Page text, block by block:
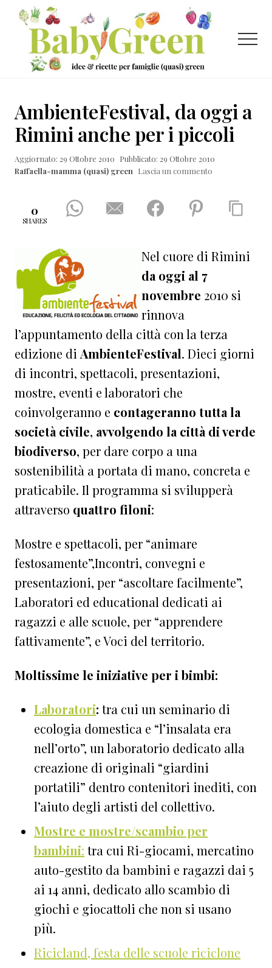
Menu
Passa
contenuto
principale
Passa
laterale
primaria
Passa
ricette
per
famiglie
Menu
AmbienteFestival, da oggi a
Rimini anche per i piccoli
Aggiornato: 29 Ottobre 2010 Pubblicato: 29 Ottobre 2010
Raffaella-mamma (quasi) green Lascia un commento
0
SHARES
Nel cuore di Rimini
da oggi al 7
novembre 2010 si
rinnova
l’appuntamento della città con la terza
edizione di AmbienteFestival. Dieci giorni
di incontri, spettacoli, presentazioni,
mostre, eventi e laboratori che
coinvolgeranno e contageranno tutta la
società civile, avvolgendo la città di verde
biodiverso, per dare corpo a una
sostenibilità a portata di mano, concreta e
praticabile. Il programma si svilupperà
attraverso quattro filoni:
Mostre e spettacoli, per “animare
festosamente”,Incontri, convegni e
presentazioni, per “ascoltare facilmente”,
Laboratori ed educational dedicati ai
ragazzi e alle scuole, per “apprendere
fattivamente”, e Voci del territorio.
Moltissime le iniziative per i bimbi:
Laboratori: tra cui un seminario di
ecologia domestica e “l’insalata era
nell’orto”, un laboratorio dedicato alla
creazione di originali “giardini
portatili” dentro contenitori inediti, con
l’aiuto degli artisti del collettivo.
Mostre e mostre/scambio per
bambini: tra cui Ri-giocami, mercatino
auto-gestito da bambini e ragazzi dai 5
ai 14 anni, dedicato allo scambio di
giochi e giocattoli che non si usano
più.
Ricicland, festa delle scuole riciclone